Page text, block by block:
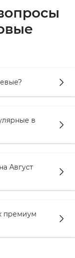
в
Август
премиум